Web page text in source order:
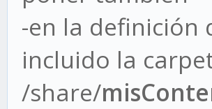
-en la definición
incluido la
/share/